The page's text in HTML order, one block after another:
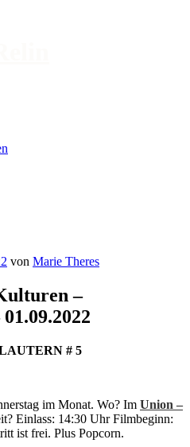
von Marie Theres
–
# 5
im Monat. Wo? Im Union –
Einlass: 14:30 Uhr Filmbeginn:
ist frei. Plus Popcorn.